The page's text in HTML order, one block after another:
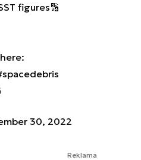
figures🔢
30, 2022
Reklama